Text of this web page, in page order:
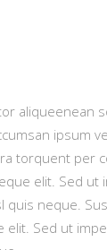
aliqueenean
ipsum
torquent per
elit. Sed
quis neque.
Sed ut